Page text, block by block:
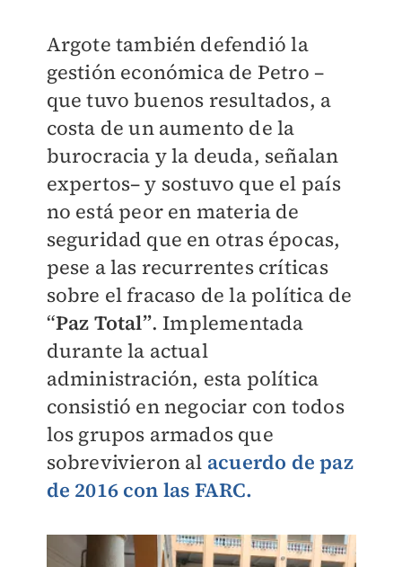
Argote también defendió la
gestión económica de Petro –
que tuvo buenos resultados, a
costa de un aumento de la
burocracia y la deuda, señalan
expertos– y sostuvo que el país
no está peor en materia de
seguridad que en otras épocas,
pese a las recurrentes críticas
sobre el fracaso de la política de
“Paz Total”. Implementada
durante la actual
administración, esta política
consistió en negociar con todos
los grupos armados que
sobrevivieron al acuerdo de paz
de 2016 con las FARC.